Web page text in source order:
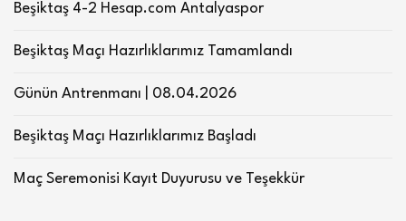
Beşiktaş 4-2 Hesap.com Antalyaspor
Beşiktaş Maçı Hazırlıklarımız Tamamlandı
Günün Antrenmanı | 08.04.2026
Beşiktaş Maçı Hazırlıklarımız Başladı
Maç Seremonisi Kayıt Duyurusu ve Teşekkür